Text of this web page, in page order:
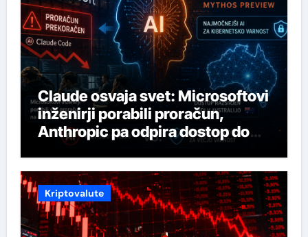
Claude osvaja svet: Microsoftovi
inženirji porabili proračun,
Anthropic pa odpira dostop do
svojega najmočnejšega AI-ja
Kriptovalute